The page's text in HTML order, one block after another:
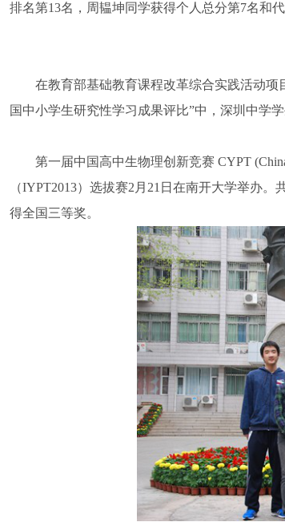
排名第13名，周韫坤同学获得个人总分第7名和
在教育部基础教育课程改革综合实践活动
国中小学生研究性学习成果评比”中，深圳中学
第一届中国高中生物理创新竞赛 CYPT
（IYPT2013）选拔赛2月21日在南开大学举办
得全国三等奖。